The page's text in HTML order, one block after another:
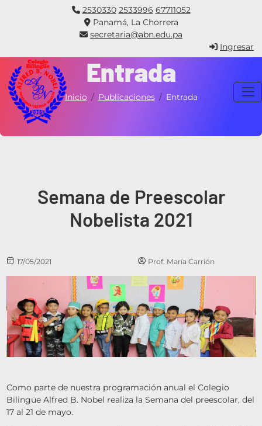
2530330 2533996 67711052
Panamá, La Chorrera
secretaria@abn.edu.pa
Ingresar
Entrada
Inicio Publicaciones Entrada
Semana de Preescolar
Nobelista 2021
17/05/2021 Prof. María Carrión
Como parte de nuestra programación anual el Colegio
Bilingüe Alfred B. Nobel realiza la Semana del preescolar, del
17 al 21 de mayo.